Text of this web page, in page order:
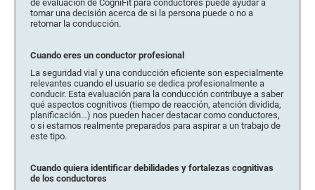
de evaluación de CogniFit para conductores puede ayudar a
tomar una decisión acerca de si la persona puede o no a
retomar la conducción.
Cuando eres un conductor profesional
La seguridad vial y una conducción eficiente son especialmente
relevantes cuando el usuario se dedica profesionalmente a
conducir. Esta evaluación para la conducción contribuye a saber
qué aspectos cognitivos (tiempo de reacción, atención dividida,
planificación…) nos pueden hacer destacar como conductores,
o si estamos realmente preparados para aspirar a un trabajo de
este tipo.
Cuando quiera identificar debilidades y fortalezas cognitivas
de los conductores